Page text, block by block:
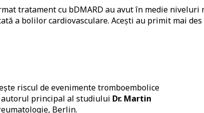
tratament cu bDMARD au avut în medie niveluri
a bolilor cardiovasculare. Acești au primit mai des
riscul de evenimente tromboembolice
autorul principal al studiului Dr. Martin
Berlin.